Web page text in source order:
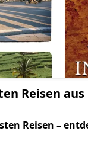
Reisen
Reisen –